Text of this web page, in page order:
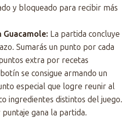
y bloqueado para recibir más
Guacamole: La partida concluye
Sumarás un punto por cada
extra por recetas
se consigue armando un
especial que logre reunir al
ingredientes distintos del juego.
gana la partida.